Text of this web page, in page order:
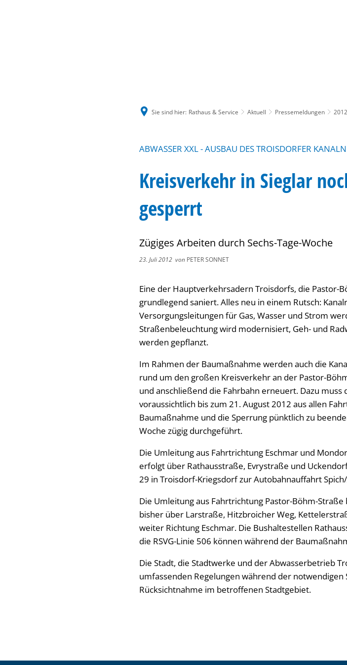
Sie sind hier: Rathaus & Service Aktuell Pressemeldungen 2012
ABWASSER XXL - AUSBAU DES TROISDORFER
Kreisverkehr in Sieglar
gesperrt
Zügiges Arbeiten durch Sechs-Tage-Woche
23. Juli 2012 von PETER SONNET
Eine der Hauptverkehrsadern Troisdorfs, die Pastor-
grundlegend saniert. Alles neu in einem Rutsch:
Versorgungsleitungen für Gas, Wasser und Strom
Straßenbeleuchtung wird modernisiert, Geh- und
werden gepflanzt.
Im Rahmen der Baumaßnahme werden auch die
rund um den großen Kreisverkehr an der Pastor-
und anschließend die Fahrbahn erneuert. Dazu
voraussichtlich bis zum 21. August 2012 aus allen
Baumaßnahme und die Sperrung pünktlich zu
Woche zügig durchgeführt.
Die Umleitung aus Fahrtrichtung Eschmar und
erfolgt über Rathausstraße, Evrystraße und
29 in Troisdorf-Kriegsdorf zur Autobahnauffahrt
Die Umleitung aus Fahrtrichtung Pastor-Böhm-
bisher über Larstraße, Hitzbroicher Weg,
weiter Richtung Eschmar. Die Bushaltestellen
die RSVG-Linie 506 können während der
Die Stadt, die Stadtwerke und der Abwasserbetrieb
umfassenden Regelungen während der
Rücksichtnahme im betroffenen Stadtgebiet.